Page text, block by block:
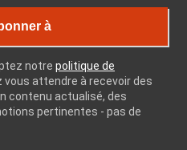
à
notre politique de
vous attendre à recevoir des
contenu actualisé, des
pertinentes - pas de